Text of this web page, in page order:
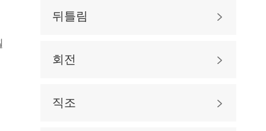
뒤틀림 
회전 
직조 